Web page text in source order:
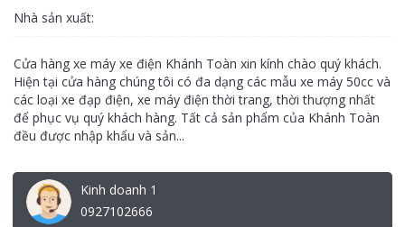
Nhà sản xuất:
Cửa hàng xe máy xe điện Khánh Toàn xin kính chào quý khách.
Hiện tại cửa hàng chúng tôi có đa dạng các mẫu xe máy 50cc và
các loại xe đạp điện, xe máy điện thời trang, thời thượng nhất
để phục vụ quý khách hàng. Tất cả sản phẩm của Khánh Toàn
đều được nhập khẩu và sản...
Kinh doanh 1
0927102666